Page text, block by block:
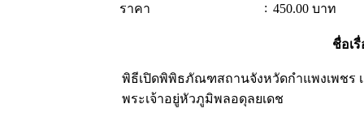
ราคา
: 450.00 บาท
ชื่อเรื่
พิธีเปิดพิพิธภัณฑสถานจังหวัดกำแพงเพชร
พระเจ้าอยู่หัวภูมิพลอดุลยเดช